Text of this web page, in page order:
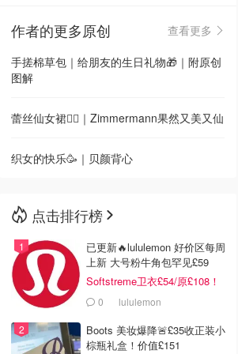
🇳🇿新西兰
作者的更多原创
查看更多
手搓棉草包｜给朋友的生日礼物🎁｜附原创
图解
蕾丝仙女裙🧚‍♀️｜Zimmermann果然又美又仙
织女的快乐🥳｜贝颜背心
点击排行榜
已更新🔥lululemon 好价区每周
上新 大号粉牛角包罕见£59
Softstreme卫衣£54/原£108！
0 lululemon
Boots 美妆爆降🚨£35收正装小
棕瓶礼盒！价值£151